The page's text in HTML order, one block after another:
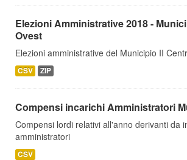
Elezioni Amministrative 2018 -
Ovest
Elezioni amministrative del Municipio II
CSV ZIP
Compensi incarichi Amministratori
Compensi lordi relativi all'anno derivanti da
amministratori
CSV